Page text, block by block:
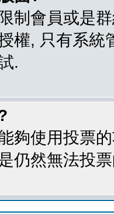
制會員或是
權, 只有系
.
夠使用投票
仍然無法投